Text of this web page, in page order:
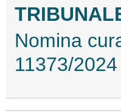
Nomina
11373/